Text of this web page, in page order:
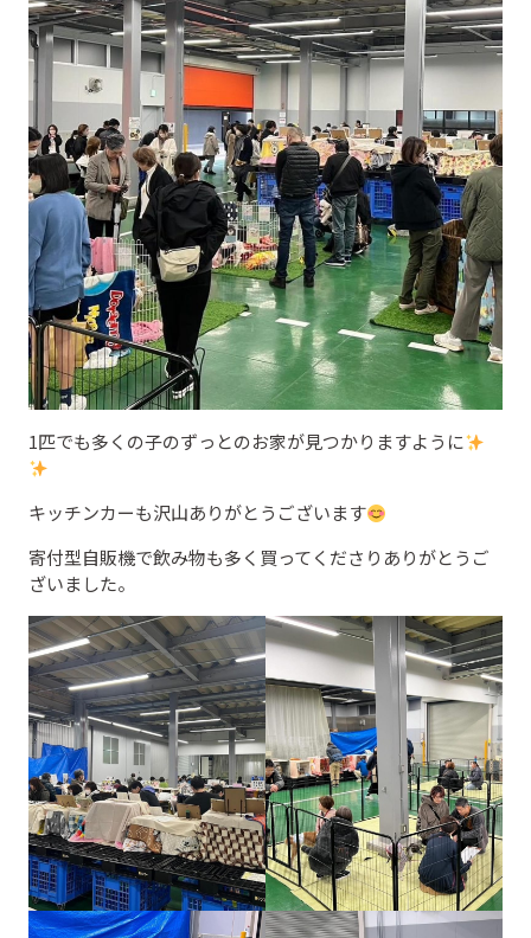
1匹でも多くの子のずっとのお家が見つかりますように
キッチンカーも沢山ありがとうございます
寄付型自販機で飲み物も多く買ってくださりありがとうご
ざいました。